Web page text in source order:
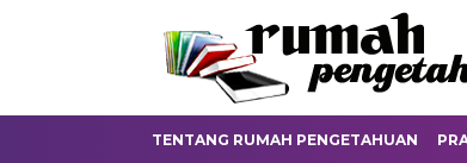
TENTANG RUMAH PENGETAHUAN